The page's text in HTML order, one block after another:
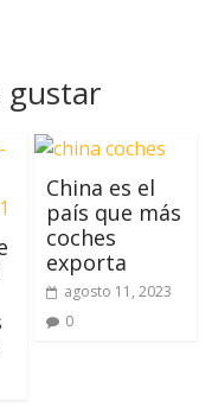
gustar
China es el
país que más
coches
exporta
agosto 11, 2023
0